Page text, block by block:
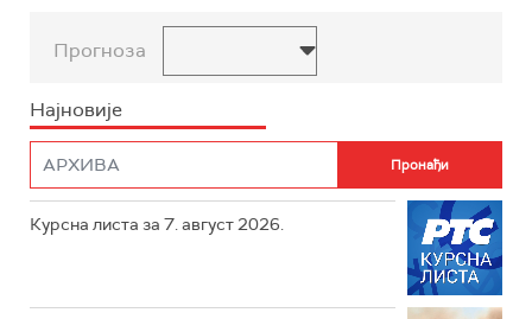
Прогноза
Најновије
Курсна листа за 7. август 2026.